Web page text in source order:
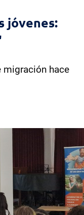
jóvenes:
migración hace